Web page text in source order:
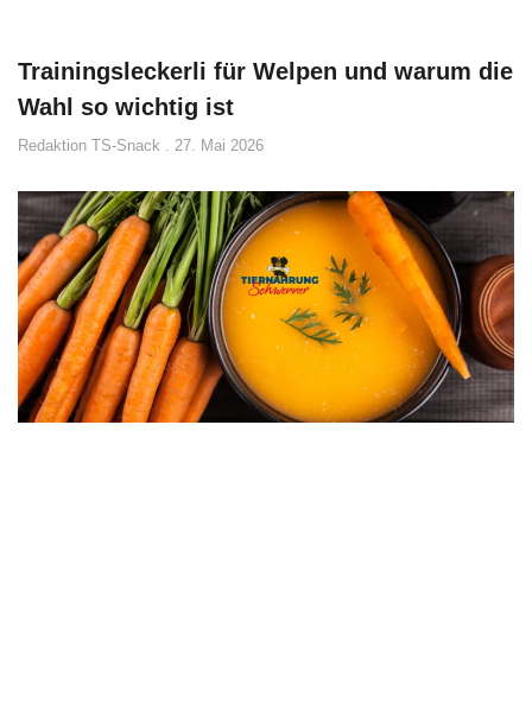
Trainingsleckerli für Welpen und warum die
Wahl so wichtig ist
Redaktion TS-Snack 27. Mai 2026